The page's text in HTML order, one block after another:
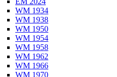
WM 1934
WM 1938
WM 1950
WM 1954
WM 1958
WM 1962
WM 1966
WM 1970